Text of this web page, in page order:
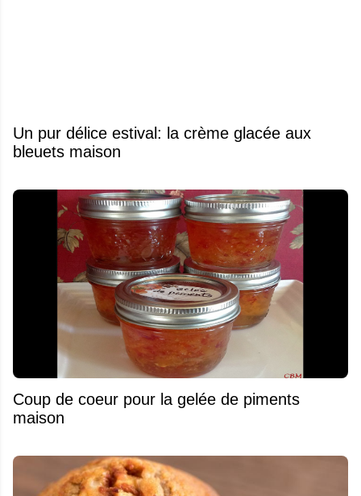
Un pur délice estival: la crème glacée aux
bleuets maison
Coup de coeur pour la gelée de piments
maison